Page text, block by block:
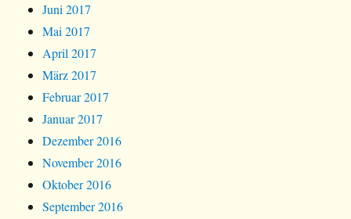
Juni 2017
Mai 2017
April 2017
März 2017
Februar 2017
Januar 2017
Dezember 2016
November 2016
Oktober 2016
September 2016